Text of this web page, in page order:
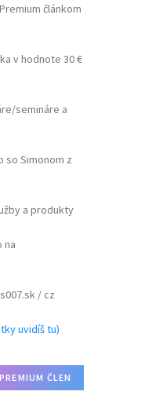
článkom
v hodnote 30 €
semináre a
so Simonom z
a produkty
na
/ cz
uvidíš tu)
ČLEN